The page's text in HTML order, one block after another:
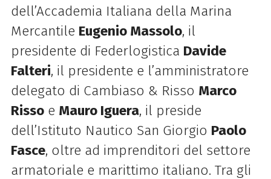
dell’Accademia Italiana della Marina
Mercantile Eugenio Massolo, il
presidente di Federlogistica Davide
Falteri, il presidente e l’amministratore
delegato di Cambiaso & Risso Marco
Rissoe Mauro Iguera, il preside
dell’Istituto Nautico San Giorgio Paolo
Fasce, oltre ad imprenditori del settore
armatoriale e marittimo italiano. Tra gli